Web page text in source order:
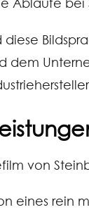
dem
von
eines rein